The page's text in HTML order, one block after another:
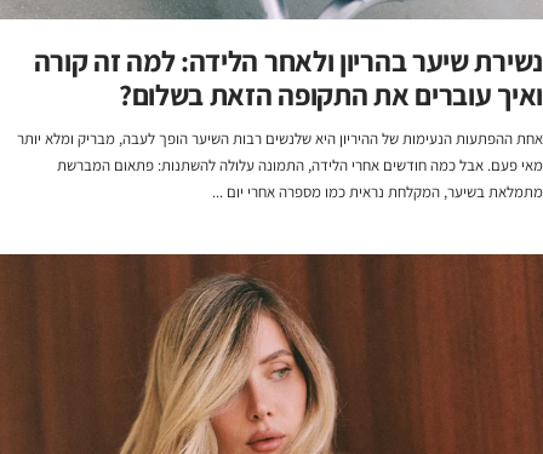
נשירת שיער בהריון ולאחר הלידה: למה זה קורה
ואיך עוברים את התקופה הזאת בשלום?
אחת ההפתעות הנעימות של ההיריון היא שלנשים רבות השיער הופך לעבה, מבריק ומלא יותר
מאי פעם. אבל כמה חודשים אחרי הלידה, התמונה עלולה להשתנות: פתאום המברשת
מתמלאת בשיער, המקלחת נראית כמו מספרה אחרי יום ...